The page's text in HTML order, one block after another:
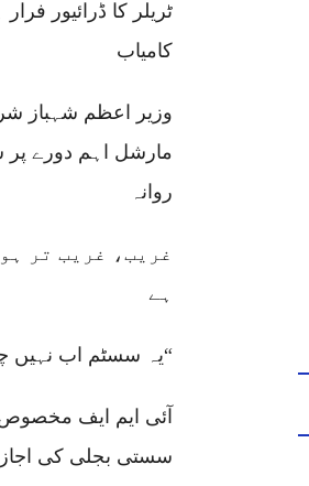
ٹریلر کا ڈرائیور
کامیاب
وزیر اعظم شہباز
مارشل اہم دورے
روانہ
غریب، غریب تر
ہے
“یہ سسٹم اب نہیں
آئی ایم ایف
سستی بجلی کی